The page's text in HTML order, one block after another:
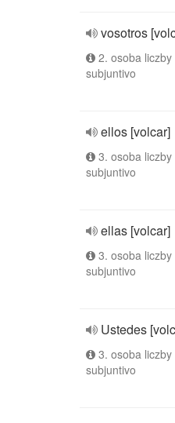
vosotros
2. osoba
subjuntivo
ellos [volcar]
3. osoba
subjuntivo
ellas [volcar]
3. osoba
subjuntivo
Ustedes
3. osoba
subjuntivo